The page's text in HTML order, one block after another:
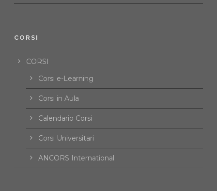
CORSI
CORSI
Corsi e-Learning
Corsi in Aula
Calendario Corsi
Corsi Universitari
ANCORS International